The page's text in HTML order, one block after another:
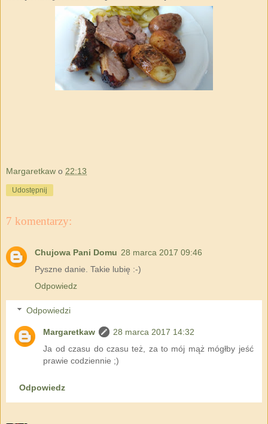
Margaretkaw o 22:13
Udostępnij
7 komentarzy:
Chujowa Pani Domu 28 marca 2017 09:46
Pyszne danie. Takie lubię :-)
Odpowiedz
Odpowiedzi
Margaretkaw
28 marca 2017 14:32
Ja od czasu do czasu też, za to mój mąż mógłby jeść
prawie codziennie ;)
Odpowiedz